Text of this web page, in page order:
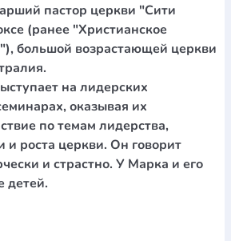
виробиМагнітиМеталеві
Настільні ігриПакети
Пластмасові вироби Хустки
Розвиваючі ігри
товари
Комп`ютерні ігри
Годинники Пазли
дзвоніть за номером: +38
пастор церкви "Сити
(ранее "Христианское
большой возрастающей церкви
на лидерских
оказывая их
по темам лидерства,
и роста церкви. Он говорит
и страстно. У Марка и его
детей.